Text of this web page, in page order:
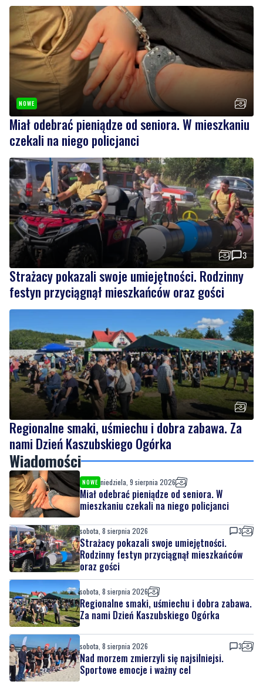
NOWE
Miał odebrać pieniądze od seniora. W mieszkaniu
czekali na niego policjanci
3
Strażacy pokazali swoje umiejętności. Rodzinny
festyn przyciągnął mieszkańców oraz gości
Regionalne smaki, uśmiechu i dobra zabawa. Za
nami Dzień Kaszubskiego Ogórka
Wiadomości
NOWE niedziela, 9 sierpnia 2026
Miał odebrać pieniądze od seniora. W
mieszkaniu czekali na niego policjanci
sobota, 8 sierpnia 2026 3
Strażacy pokazali swoje umiejętności.
Rodzinny festyn przyciągnął mieszkańców
oraz gości
sobota, 8 sierpnia 2026
Regionalne smaki, uśmiechu i dobra zabawa.
Za nami Dzień Kaszubskiego Ogórka
sobota, 8 sierpnia 2026 3
Nad morzem zmierzyli się najsilniejsi.
Sportowe emocje i ważny cel